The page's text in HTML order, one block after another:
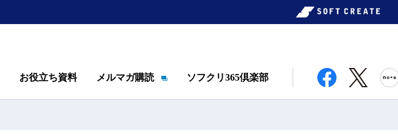
お役立ち資料 メルマガ購読 ソフクリ365倶楽部